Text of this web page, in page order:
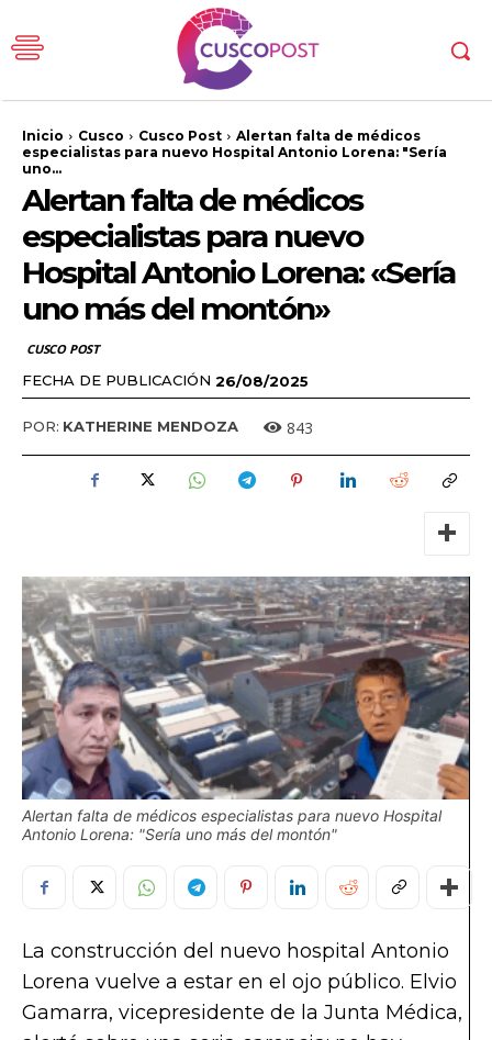
Inicio Cusco Cusco Post
Alertan falta de médicos
especialistas para nuevo Hospital Antonio Lorena: "Sería
uno...
Alertan falta de médicos
especialistas para nuevo
Hospital Antonio Lorena: «Sería
uno más del montón»
CUSCO POST
FECHA DE PUBLICACIÓN 26/08/2025
POR: KATHERINE MENDOZA 843
Alertan falta de médicos especialistas para nuevo Hospital
Antonio Lorena: "Sería uno más del montón"
La construcción del nuevo hospital Antonio
Lorena vuelve a estar en el ojo público. Elvio
Gamarra, vicepresidente de la Junta Médica,